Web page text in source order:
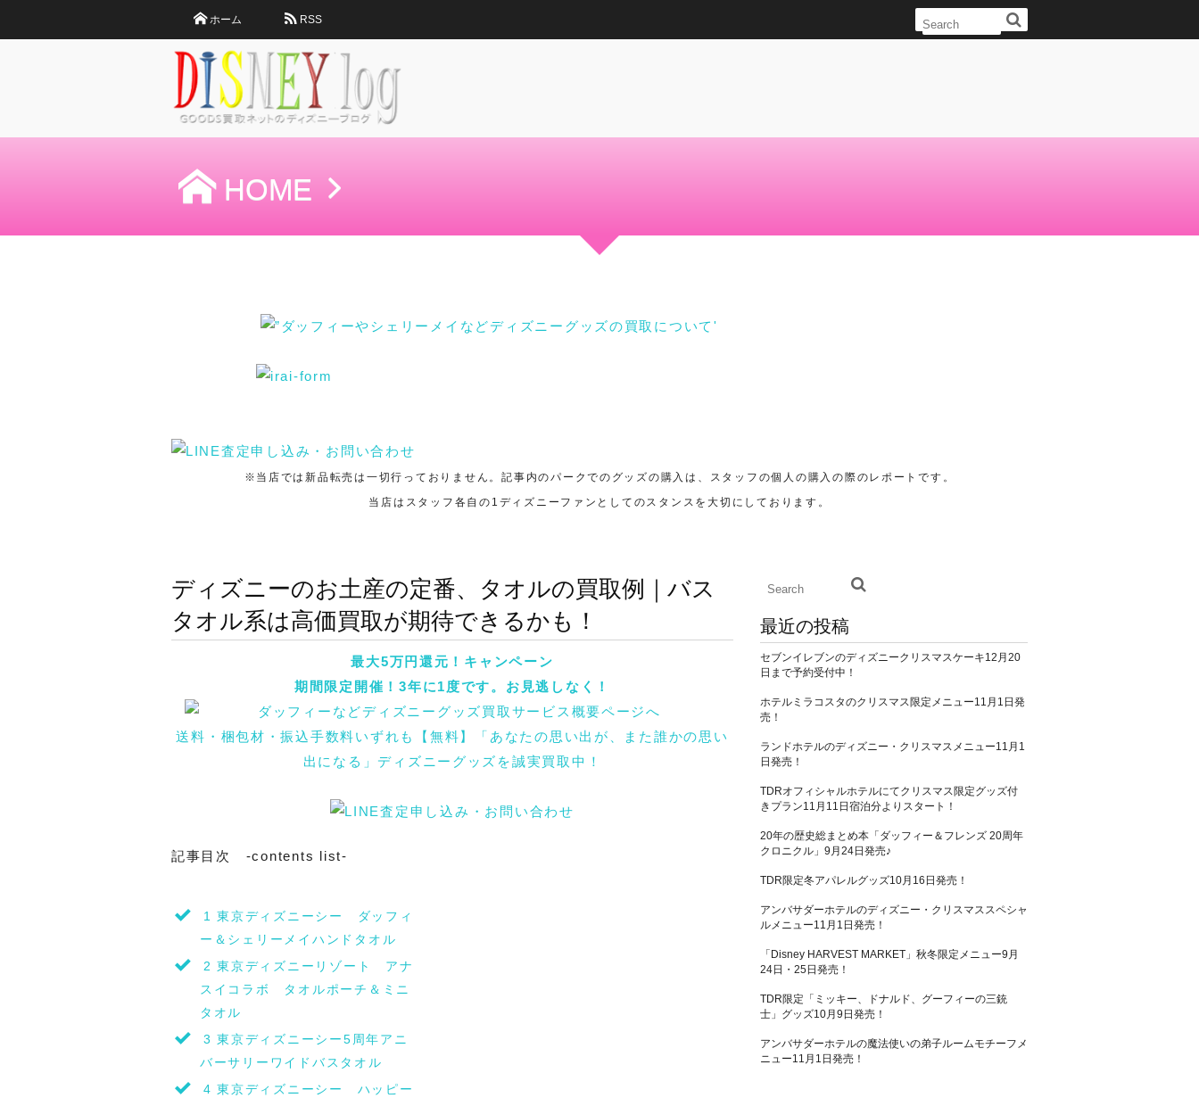
ホーム RSS
HOME
※当店では新品転売は一切行っておりません。記事内のパークでのグッズの購入は、スタッフの個人の購入の際のレポートです。
当店はスタッフ各自の1ディズニーファンとしてのスタンスを大切にしております。
ディズニーのお土産の定番、タオルの買取例｜バス
タオル系は高価買取が期待できるかも！
最大5万円還元！キャンペーン
期間限定開催！3年に1度です。お見逃しなく！
送料・梱包材・振込手数料いずれも【無料】「あなたの思い出が、また誰かの思い
出になる」ディズニーグッズを誠実買取中！
記事目次 -contents list-
1
東京ディズニーシー ダッフィ
ー＆シェリーメイハンドタオル
2 東京ディズニーリゾート アナ
スイコラボ タオルポーチ＆ミニ
タオル
3 東京ディズニーシー5周年アニ
バーサリーワイドバスタオル
4 東京ディズニーシー ハッピー
最近の投稿
セブンイレブンのディズニークリスマスケーキ12月20
日まで予約受付中！
ホテルミラコスタのクリスマス限定メニュー11月1日発
売！
ランドホテルのディズニー・クリスマスメニュー11月1
日発売！
TDRオフィシャルホテルにてクリスマス限定グッズ付
きプラン11月11日宿泊分よりスタート！
20年の歴史総まとめ本「ダッフィー＆フレンズ 20周年
クロニクル」9月24日発売♪
TDR限定冬アパレルグッズ10月16日発売！
アンバサダーホテルのディズニー・クリスマススペシャ
ルメニュー11月1日発売！
「Disney HARVEST MARKET」秋冬限定メニュー9月
24日・25日発売！
TDR限定「ミッキー、ドナルド、グーフィーの三銃
士」グッズ10月9日発売！
アンバサダーホテルの魔法使いの弟子ルームモチーフメ
ニュー11月1日発売！